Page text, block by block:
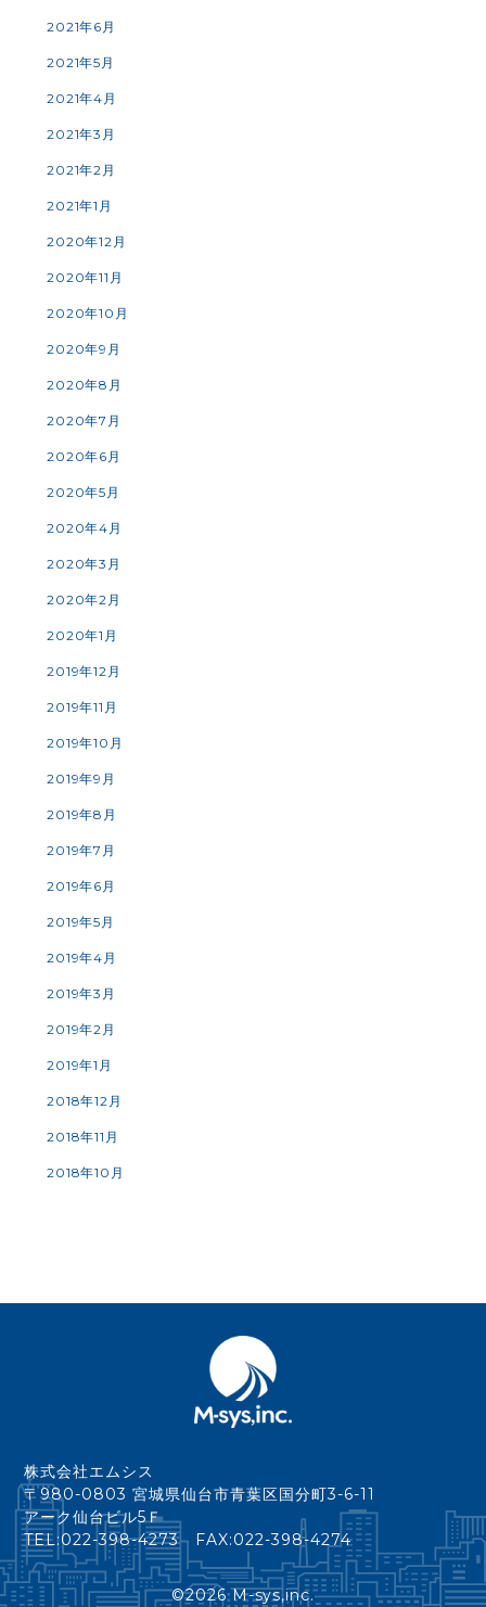
2021年6月
2021年5月
2021年4月
2021年3月
2021年2月
2021年1月
2020年12月
2020年11月
2020年10月
2020年9月
2020年8月
2020年7月
2020年6月
2020年5月
2020年4月
2020年3月
2020年2月
2020年1月
2019年12月
2019年11月
2019年10月
2019年9月
2019年8月
2019年7月
2019年6月
2019年5月
2019年4月
2019年3月
2019年2月
2019年1月
2018年12月
2018年11月
2018年10月
株式会社エムシス
〒980-0803 宮城県仙台市青葉区国分町3-6-11
アーク仙台ビル5Ｆ
TEL:022-398-4273 FAX:022-398-4274
©2026 M-sys,inc.